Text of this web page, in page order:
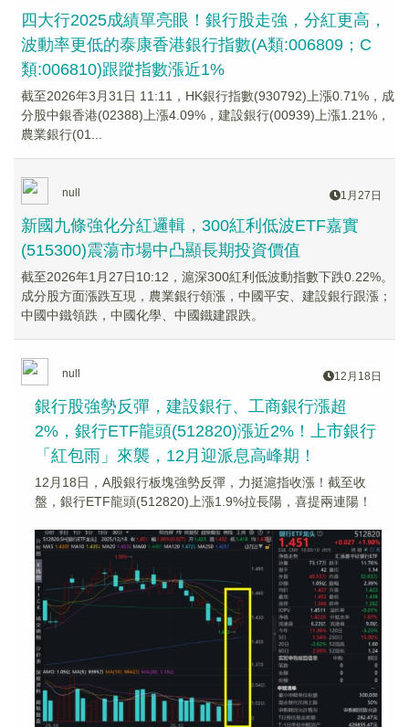
四大行2025成績單亮眼！銀行股走強，分紅更高，
波動率更低的泰康香港銀行指數(A類:006809；C
類:006810)跟蹤指數漲近1%
截至2026年3月31日 11:11，HK銀行指數(930792)上漲0.71%，成
分股中銀香港(02388)上漲4.09%，建設銀行(00939)上漲1.21%，
農業銀行(01...
null 1月27日
新國九條強化分紅邏輯，300紅利低波ETF嘉實
(515300)震蕩市場中凸顯長期投資價值
截至2026年1月27日10:12，滬深300紅利低波動指數下跌0.22%。
成分股方面漲跌互現，農業銀行領漲，中國平安、建設銀行跟漲；
中國中鐵領跌，中國化學、中國鐵建跟跌。
null 12月18日
銀行股強勢反彈，建設銀行、工商銀行漲超
2%，銀行ETF龍頭(512820)漲近2%！上市銀行
「紅包雨」來襲，12月迎派息高峰期！
12月18日，A股銀行板塊強勢反彈，力挺滬指收漲！截至收
盤，銀行ETF龍頭(512820)上漲1.9%拉長陽，喜提兩連陽！